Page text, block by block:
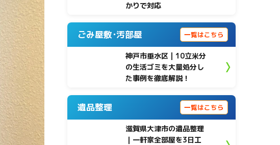
かりで対応
ごみ屋敷･汚部屋 一覧はこちら
神戸市垂水区 | 10立米分
の生活ゴミを大量処分し
た事例を徹底解説！
遺品整理 一覧はこちら
滋賀県大津市の遺品整理
｜一軒家全部屋を3日工